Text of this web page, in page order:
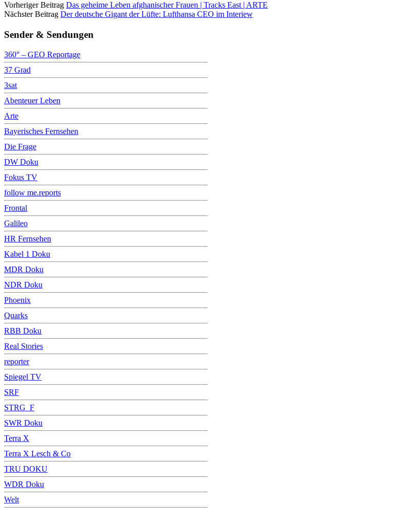
Vorheriger Beitrag Das geheime Leben afghanischer Frauen | Tracks East | ARTE
Nächster Beitrag Der deutsche Gigant der Lüfte: Lufthansa CEO im Interiew
Sender & Sendungen
360° – GEO Reportage
37 Grad
3sat
Abenteuer Leben
Arte
Bayerisches Fernsehen
Die Frage
DW Doku
Fokus TV
follow me.reports
Frontal
Galileo
HR Fernsehen
Kabel 1 Doku
MDR Doku
NDR Doku
Phoenix
Quarks
RBB Doku
Real Stories
reporter
Spiegel TV
SRF
STRG_F
SWR Doku
Terra X
Terra X Lesch & Co
TRU DOKU
WDR Doku
Welt